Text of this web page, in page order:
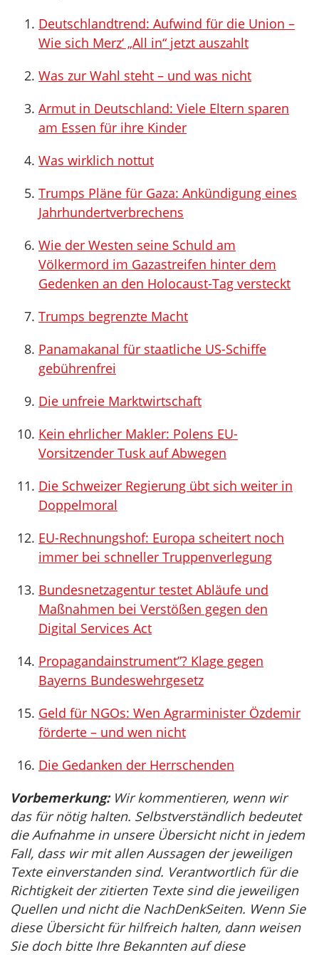
Deutschlandtrend: Aufwind für die Union –
Wie sich Merz‘ „All in“ jetzt auszahlt
Was zur Wahl steht – und was nicht
Armut in Deutschland: Viele Eltern sparen
am Essen für ihre Kinder
Was wirklich nottut
Trumps Pläne für Gaza: Ankündigung eines
Jahrhundertverbrechens
Wie der Westen seine Schuld am
Völkermord im Gazastreifen hinter dem
Gedenken an den Holocaust-Tag versteckt
Trumps begrenzte Macht
Panamakanal für staatliche US-Schiffe
gebührenfrei
Die unfreie Marktwirtschaft
Kein ehrlicher Makler: Polens EU-
Vorsitzender Tusk auf Abwegen
Die Schweizer Regierung übt sich weiter in
Doppelmoral
EU-Rechnungshof: Europa scheitert noch
immer bei schneller Truppenverlegung
Bundesnetzagentur testet Abläufe und
Maßnahmen bei Verstößen gegen den
Digital Services Act
Propagandainstrument”? Klage gegen
Bayerns Bundeswehrgesetz
Geld für NGOs: Wen Agrarminister Özdemir
förderte – und wen nicht
Die Gedanken der Herrschenden
Vorbemerkung:Wir kommentieren, wenn wir
das für nötig halten. Selbstverständlich bedeutet
die Aufnahme in unsere Übersicht nicht in jedem
Fall, dass wir mit allen Aussagen der jeweiligen
Texte einverstanden sind. Verantwortlich für die
Richtigkeit der zitierten Texte sind die jeweiligen
Quellen und nicht die NachDenkSeiten. Wenn Sie
diese Übersicht für hilfreich halten, dann weisen
Sie doch bitte Ihre Bekannten auf diese